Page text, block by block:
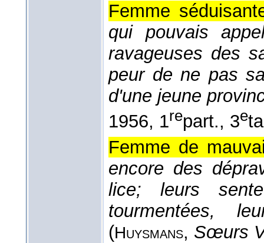
Femme
qui pouvais
ravageuses des
peur de ne pas
d'une jeune
1956, 1repart., 3e
Femme de
encore des
lice; leurs
tourmentées,
(Huysmans, Sœurs